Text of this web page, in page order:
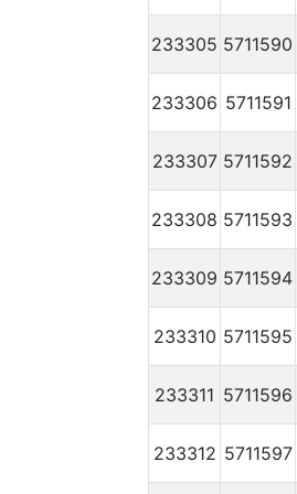
233305 5711590
233306 5711591
233307 5711592
233308 5711593
233309 5711594
233310 5711595
233311 5711596
233312 5711597